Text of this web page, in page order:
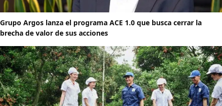
Grupo Argos lanza el programa ACE 1.0 que busca cerrar la
brecha de valor de sus acciones